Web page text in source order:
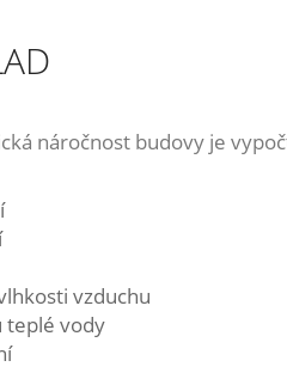
náročnost budovy je
vzduchu
teplé vody